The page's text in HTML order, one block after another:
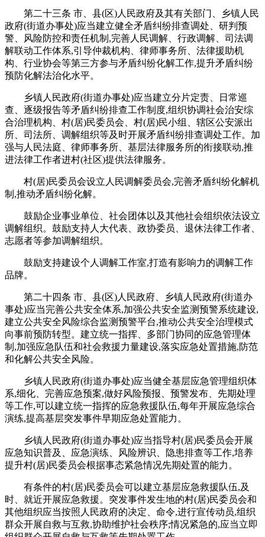
第二十三条 市、县(区)人民政府及其有关部门、乡镇人民
政府(街道办事处)应当建立健全矛盾纠纷排查调处、研判预
警、风险防控和责任机制,完善人民调解、行政调解、司法调
解联动工作体系,引导仲裁机构、律师事务所、法律援助机
构、行业协会等第三方参与矛盾纠纷化解工作,提升矛盾纠纷
预防化解法治化水平。
乡镇人民政府(街道办事处)应当建立分片定责、日常巡
查、逐级报告等矛盾纠纷排查工作制度,组织协调社会治安综
合治理机构、村(居)民委员会、村(居)民小组、辖区公安派出
所、司法所、调解组织等及时开展矛盾纠纷排查调处工作。加
强与人民法庭、律师事务所、基层法律服务所的衔接联动,推
进法律工作者进村(社区)提供法律服务。
村(居)民委员会设立人民调解委员会,完善矛盾纠纷化解机
制,推动矛盾纠纷化解。
鼓励企业事业单位、社会团体以及其他社会组织依法设立
调解组织。鼓励支持人大代表、政协委员、退休法律工作者、
志愿者等参加调解组织。
鼓励支持建设个人调解工作室,打造有影响力的调解工作
品牌。
第二十四条 市、县(区)人民政府、乡镇人民政府(街道办
事处)应当完善公共安全体系,加强公共安全监测预警系统建设,
建立公共安全风险综合监测预警平台,推动公共安全治理模式
向事前预防转型。建立统一指挥、多部门协同的应急管理体
制,加强应急队伍和社会救援力量建设,落实应急处置措施,防范
和化解公共安全风险。
乡镇人民政府(街道办事处)应当健全基层应急管理组织体
系,细化、完善应急预案,做好风险预报、预警发布、先期处理
等工作,可以建立统一指挥的应急救援队伍,每年开展应急综合
演练,提高基层突发事件早期应急处置能力。
乡镇人民政府(街道办事处)应当指导村(居)民委员会开展
应急知识普及、应急演练、风险辨识、隐患排查等工作,培养
提升村(居)民委员会根据事态紧急情况先期处置的能力。
有条件的村(居)民委员会可以建立基层应急救援队伍,及
时、就近开展应急救援。突发事件发生地的村(居)民委员会和
其他组织应当按照人民政府的决定、命令,进行宣传动员,组织
群众开展自救与互救,协助维护社会秩序;情况紧急的,应当立即